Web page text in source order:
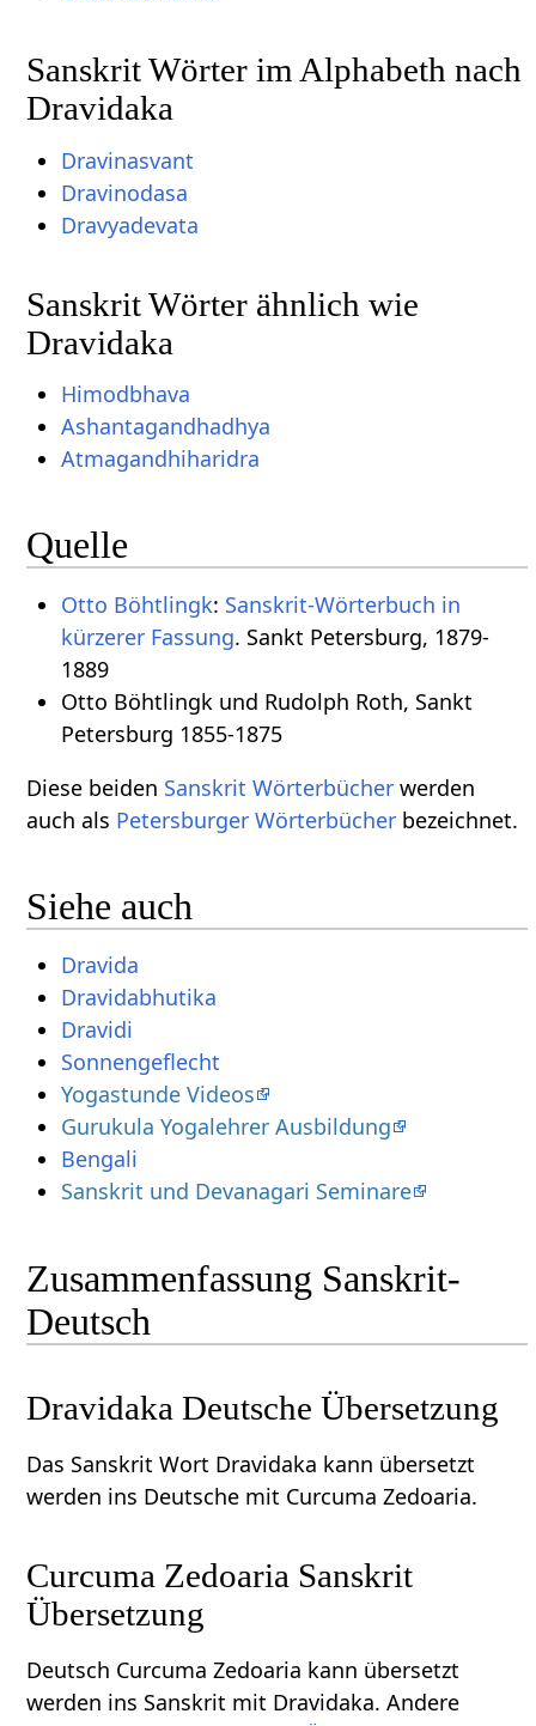
Sanskrit Wörter im Alphabeth nach
Dravidaka
Dravinasvant
Dravinodasa
Dravyadevata
Sanskrit Wörter ähnlich wie
Dravidaka
Himodbhava
Ashantagandhadhya
Atmagandhiharidra
Quelle
Otto Böhtlingk: Sanskrit-Wörterbuch in
kürzerer Fassung. Sankt Petersburg, 1879-
1889
Otto Böhtlingk und Rudolph Roth, Sankt
Petersburg 1855-1875
Diese beiden Sanskrit Wörterbücher werden
auch als Petersburger Wörterbücher bezeichnet.
Siehe auch
Dravida
Dravidabhutika
Dravidi
Sonnengeflecht
Yogastunde Videos
Gurukula Yogalehrer Ausbildung
Sanskrit und Devanagari Seminare
Zusammenfassung Sanskrit-
Deutsch
Dravidaka Deutsche Übersetzung
Das Sanskrit Wort Dravidaka kann übersetzt
werden ins Deutsche mit Curcuma Zedoaria.
Curcuma Zedoaria Sanskrit
Übersetzung
Deutsch Curcuma Zedoaria kann übersetzt
werden ins Sanskrit mit Dravidaka. Andere